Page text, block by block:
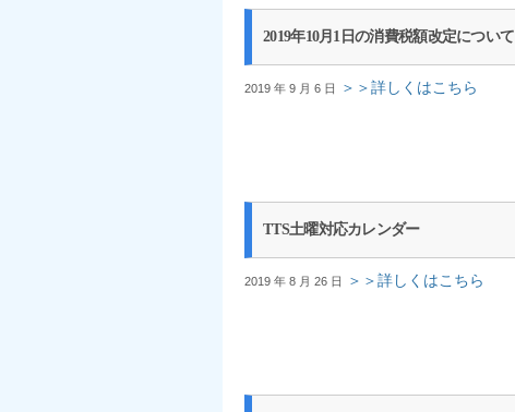
2019年10月1日の消費税額改定について
2019 年 9 月 6 日 ＞＞詳しくはこちら
TTS土曜対応カレンダー
2019 年 8 月 26 日 ＞＞詳しくはこちら